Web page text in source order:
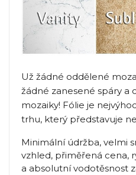
Už žádné oddělené
žádné zanesené spáry a
mozaiky! Fólie je
trhu, který představuje
Minimální údržba, velmi
vzhled, přiměřená cena,
a absolutní vodotěsnost